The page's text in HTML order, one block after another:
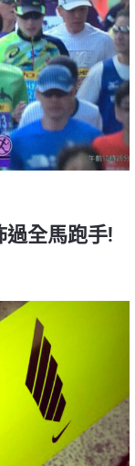
過全馬跑手!